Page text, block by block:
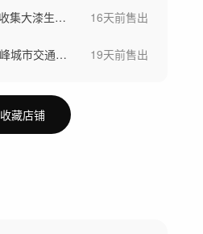
漆农漆树下割漆采漆收集大漆生漆过程 16天前售出
北京东三环CBD晚高峰城市交通堵车 19天前售出
收藏店铺